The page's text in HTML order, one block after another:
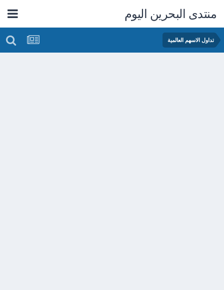
منتدى البحرين اليوم
تداول الاسهم العالمية